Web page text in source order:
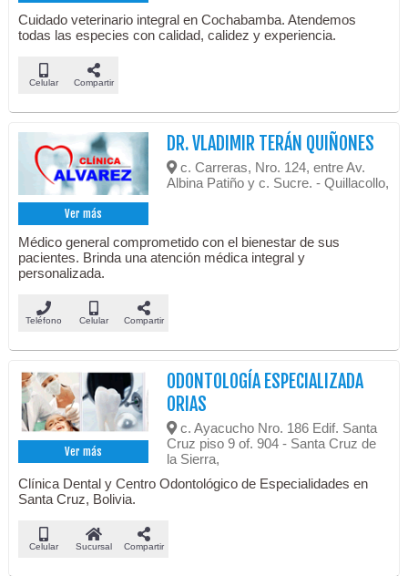
Cuidado veterinario integral en Cochabamba. Atendemos
todas las especies con calidad, calidez y experiencia.
Celular Compartir
Ver más
DR. VLADIMIR TERÁN QUIÑONES
c. Carreras, Nro. 124, entre Av.
Albina Patiño y c. Sucre. - Quillacollo,
Médico general comprometido con el bienestar de sus
pacientes. Brinda una atención médica integral y
personalizada.
Teléfono Celular Compartir
Ver más
ODONTOLOGÍA ESPECIALIZADA
ORIAS
c. Ayacucho Nro. 186 Edif. Santa
Cruz piso 9 of. 904 - Santa Cruz de
la Sierra,
Clínica Dental y Centro Odontológico de Especialidades en
Santa Cruz, Bolivia.
Celular Sucursal Compartir